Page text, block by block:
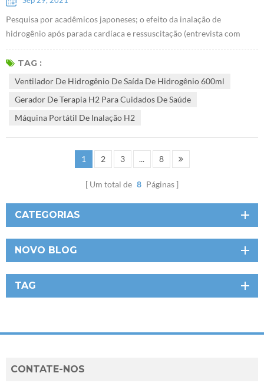
Pesquisa por acadêmicos japoneses; o efeito da inalação de
hidrogênio após parada cardíaca e ressuscitação (entrevista com
Sano Motoaki) Inalação de Ventilador de hidrogênio de saída de
hidrogênio 600ml para pacientes com parada cardíaca causada por
Keio não pôde publicar o...
TAG :
Ventilador De Hidrogênio De Saída De Hidrogênio 600ml
Gerador De Terapia H2 Para Cuidados De Saúde
Máquina Portátil De Inalação H2
1 2 3 ... 8
Um total de 8 Páginas
CATEGORIAS
NOVO BLOG
TAG
CONTATE-NOS